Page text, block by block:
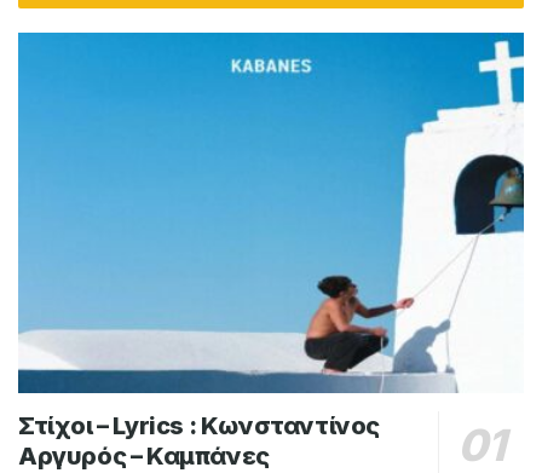
Στίχοι – Lyrics : Κωνσταντίνος
Αργυρός – Καμπάνες